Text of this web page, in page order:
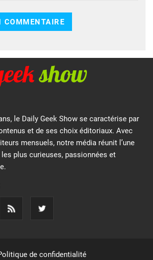
le Daily Geek Show se caractérise par
et de ses choix éditoriaux. Avec
mensuels, notre média réunit l’une
plus curieuses, passionnées et
de confidentialité